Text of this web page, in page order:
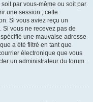
par vous-même ou soit par
une session ; cette
Si vous aviez reçu un
vous ne recevez pas de
une mauvaise adresse
a été filtré en tant que
électronique que vous
un administrateur du forum.